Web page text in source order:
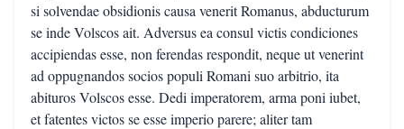
si solvendae obsidionis causa venerit Romanus, abducturum
se inde Volscos ait. Adversus ea consul victis condiciones
accipiendas esse, non ferendas respondit, neque ut venerint
ad oppugnandos socios populi Romani suo arbitrio, ita
abituros Volscos esse. Dedi imperatorem, arma poni iubet,
et fatentes victos se esse imperio parere; aliter tam